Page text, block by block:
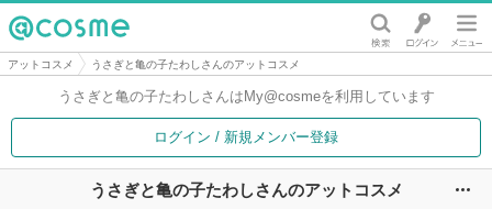
@cosme
アットコスメ うさぎと亀の子たわしさんのアットコスメ
うさぎと亀の子たわしさんは My@cosmeを利用しています
ログイン / 新規メンバー登録
うさぎと亀の子たわしさんのアットコスメ